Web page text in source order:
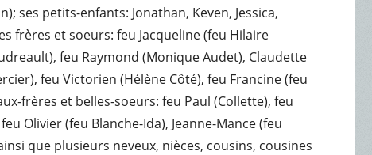
ses petits-enfants: Jonathan, Keven, Jessica,
frères et soeurs: feu Jacqueline (feu Hilaire
feu Raymond (Monique Audet), Claudette
feu Victorien (Hélène Côté), feu Francine (feu
frères et belles-soeurs: feu Paul (Collette), feu
Olivier (feu Blanche-Ida), Jeanne-Mance (feu
que plusieurs neveux, nièces, cousins, cousines